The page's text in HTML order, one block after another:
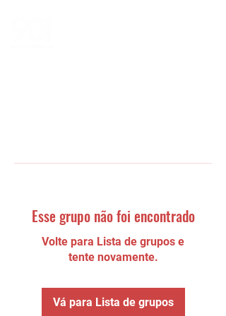
Esse grupo não foi encontrado
Volte para Lista de grupos e
tente novamente.
Vá para Lista de grupos